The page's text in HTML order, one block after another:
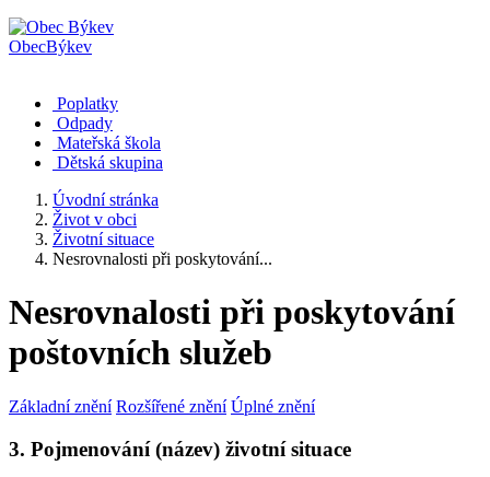
ObecBýkev
Poplatky
Odpady
Mateřská škola
Dětská skupina
Úvodní stránka
Život v obci
Životní situace
Nesrovnalosti při poskytování...
Nesrovnalosti při poskytování
poštovních služeb
Základní znění Rozšířené znění Úplné znění
3. Pojmenování (název) životní situace